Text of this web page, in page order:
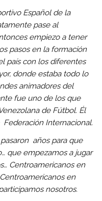
Español de la
pase al
empiezo a tener
pasos en la formación
país con los diferentes
donde estaba todo lo
animadores del
fue uno de los que
de Fútbol. Él
Internacional.
años para que
que empezamos a jugar
Centroamericanos en
en
nosotros.